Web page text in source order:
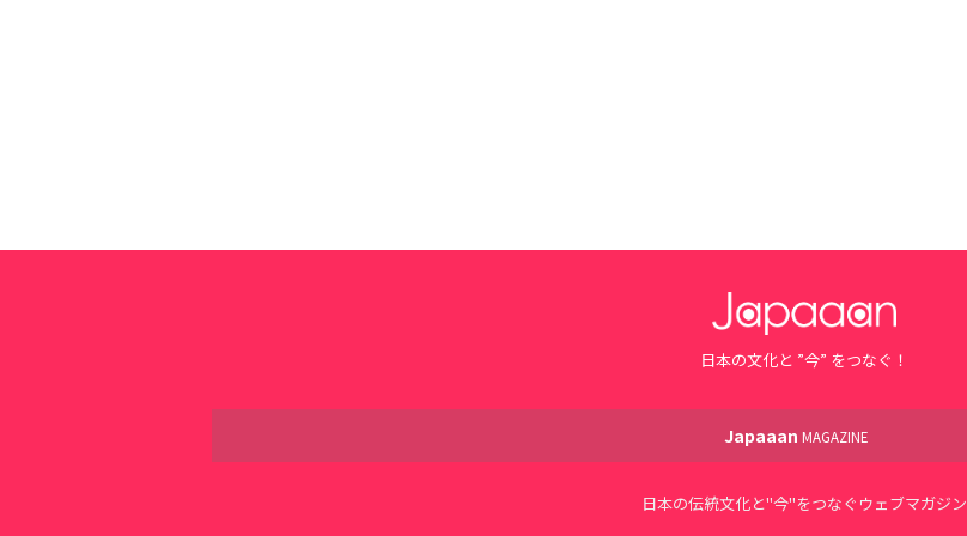
日本の文化と ”今” をつなぐ！
Japaaan MAGAZINE
日本の伝統文化と"今"をつなぐウェブマガジン